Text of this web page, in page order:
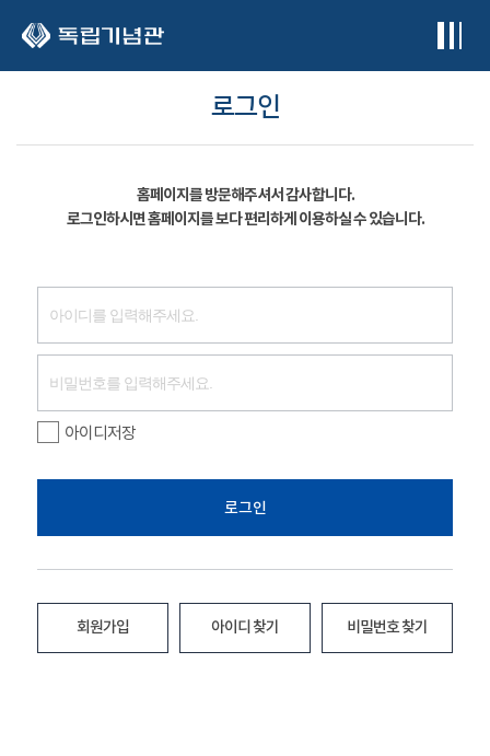
로그인
홈페이지를 방문해주셔서 감사합니다.
로그인하시면 홈페이지를 보다 편리하게 이용하실 수 있습니다.
아이디저장
로그인
회원가입 아이디 찾기 비밀번호 찾기